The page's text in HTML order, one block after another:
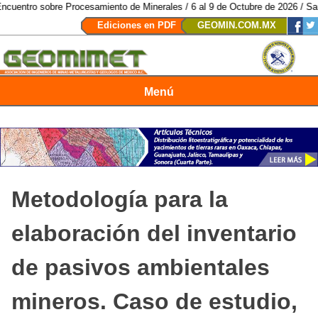
Procesamiento de Minerales / 6 al 9 de Octubre de 2026 / San Luis
Ediciones en PDF
GEOMIN.COM.MX
Menú
Metodología para la
elaboración del inventario
de pasivos ambientales
mineros. Caso de estudio,